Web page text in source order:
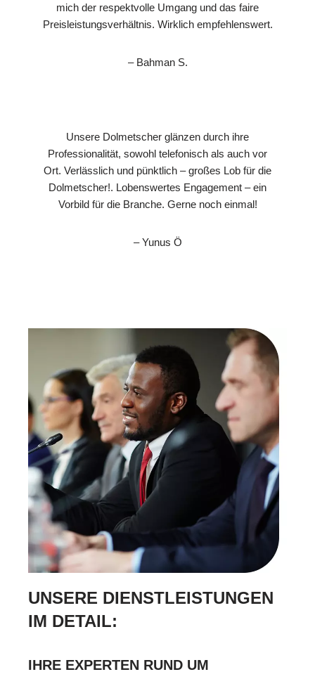
mich der respektvolle Umgang und das faire
Preisleistungsverhältnis. Wirklich empfehlenswert.
– Bahman S.
Unsere Dolmetscher glänzen durch ihre
Professionalität, sowohl telefonisch als auch vor
Ort. Verlässlich und pünktlich – großes Lob für die
Dolmetscher!. Lobenswertes Engagement – ein
Vorbild für die Branche. Gerne noch einmal!
– Yunus Ö
UNSERE DIENSTLEISTUNGEN
IM DETAIL:
IHRE EXPERTEN RUND UM